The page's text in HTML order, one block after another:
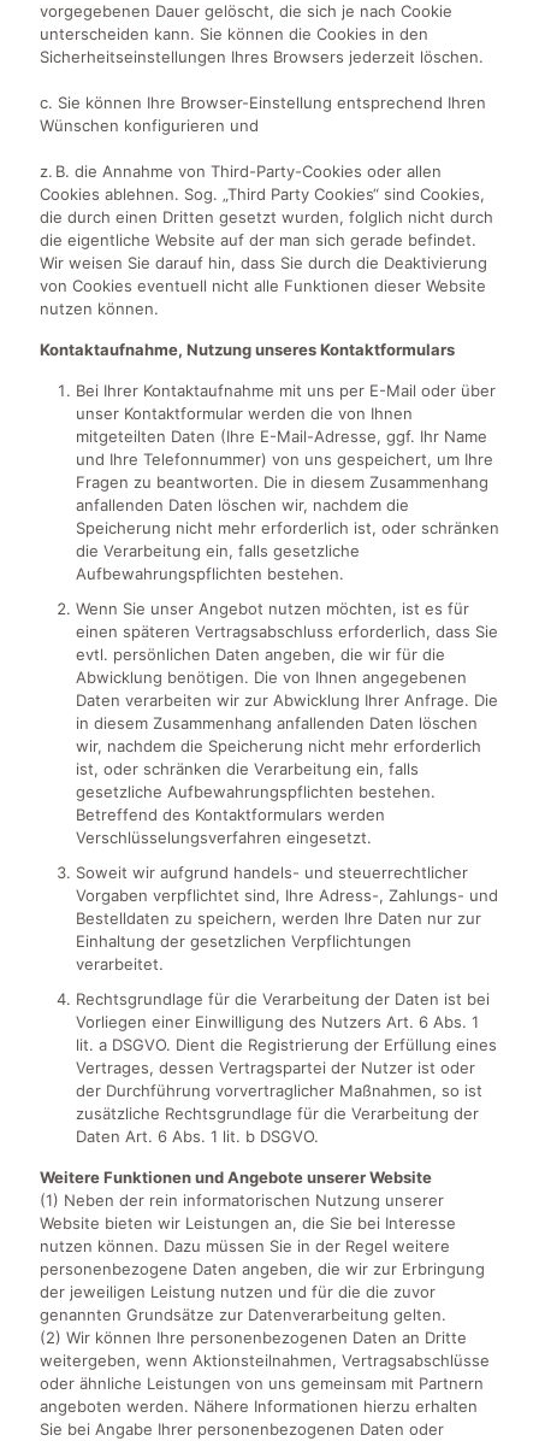
vorgegebenen Dauer gelöscht, die sich je nach Cookie
unterscheiden kann. Sie können die Cookies in den
Sicherheitseinstellungen Ihres Browsers jederzeit löschen.
c. Sie können Ihre Browser-Einstellung entsprechend Ihren
Wünschen konfigurieren und
z. B. die Annahme von Third-Party-Cookies oder allen
Cookies ablehnen. Sog. „Third Party Cookies“ sind Cookies,
die durch einen Dritten gesetzt wurden, folglich nicht durch
die eigentliche Website auf der man sich gerade befindet.
Wir weisen Sie darauf hin, dass Sie durch die Deaktivierung
von Cookies eventuell nicht alle Funktionen dieser Website
nutzen können.
Kontaktaufnahme, Nutzung unseres Kontaktformulars
Bei Ihrer Kontaktaufnahme mit uns per E-Mail oder über
unser Kontaktformular werden die von Ihnen
mitgeteilten Daten (Ihre E-Mail-Adresse, ggf. Ihr Name
und Ihre Telefonnummer) von uns gespeichert, um Ihre
Fragen zu beantworten. Die in diesem Zusammenhang
anfallenden Daten löschen wir, nachdem die
Speicherung nicht mehr erforderlich ist, oder schränken
die Verarbeitung ein, falls gesetzliche
Aufbewahrungspflichten bestehen.
Wenn Sie unser Angebot nutzen möchten, ist es für
einen späteren Vertragsabschluss erforderlich, dass Sie
evtl. persönlichen Daten angeben, die wir für die
Abwicklung benötigen. Die von Ihnen angegebenen
Daten verarbeiten wir zur Abwicklung Ihrer Anfrage. Die
in diesem Zusammenhang anfallenden Daten löschen
wir, nachdem die Speicherung nicht mehr erforderlich
ist, oder schränken die Verarbeitung ein, falls
gesetzliche Aufbewahrungspflichten bestehen.
Betreffend des Kontaktformulars werden
Verschlüsselungsverfahren eingesetzt.
Soweit wir aufgrund handels- und steuerrechtlicher
Vorgaben verpflichtet sind, Ihre Adress-, Zahlungs- und
Bestelldaten zu speichern, werden Ihre Daten nur zur
Einhaltung der gesetzlichen Verpflichtungen
verarbeitet.
Rechtsgrundlage für die Verarbeitung der Daten ist bei
Vorliegen einer Einwilligung des Nutzers Art. 6 Abs. 1
lit. a DSGVO. Dient die Registrierung der Erfüllung eines
Vertrages, dessen Vertragspartei der Nutzer ist oder
der Durchführung vorvertraglicher Maßnahmen, so ist
zusätzliche Rechtsgrundlage für die Verarbeitung der
Daten Art. 6 Abs. 1 lit. b DSGVO.
Weitere Funktionen und Angebote unserer Website
(1) Neben der rein informatorischen Nutzung unserer
Website bieten wir Leistungen an, die Sie bei Interesse
nutzen können. Dazu müssen Sie in der Regel weitere
personenbezogene Daten angeben, die wir zur Erbringung
der jeweiligen Leistung nutzen und für die die zuvor
genannten Grundsätze zur Datenverarbeitung gelten.
(2) Wir können Ihre personenbezogenen Daten an Dritte
weitergeben, wenn Aktionsteilnahmen, Vertragsabschlüsse
oder ähnliche Leistungen von uns gemeinsam mit Partnern
angeboten werden. Nähere Informationen hierzu erhalten
Sie bei Angabe Ihrer personenbezogenen Daten oder